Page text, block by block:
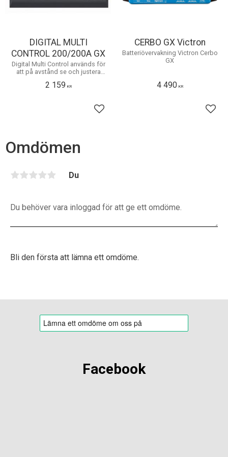
Omdömen
Du
Bli den första att lämna ett omdöme.
DIGITAL MULTI
CONTROL 200/200A GX
Digital Multi Control används för
att på avstånd se och justera
att sätta på eller stänga av Multi-
2 159 KR
Lägg till i favoriter
CERBO GX Victron
​Batteriövervakning Victron Cerbo
GX
4 490KR
Facebook